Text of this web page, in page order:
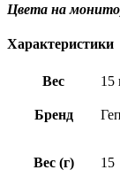
Цвета на
Характеристики
Вес 15
Бренд
Вес (г) 15